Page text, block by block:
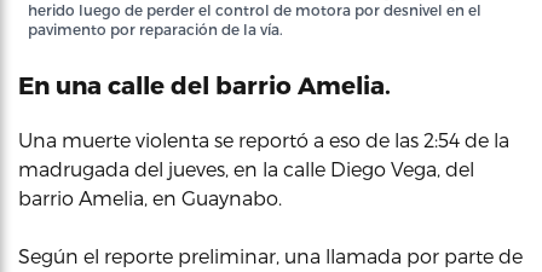
herido luego de perder el control de motora por desnivel en el
pavimento por reparación de la vía.
En una calle del barrio Amelia.
Una muerte violenta se reportó a eso de las 2:54 de la
madrugada del jueves, en la calle Diego Vega, del
barrio Amelia, en Guaynabo.
Según el reporte preliminar, una llamada por parte de